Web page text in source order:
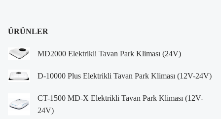
ÜRÜNLER
MD2000 Elektrikli Tavan Park Kliması (24V)
D-10000 Plus Elektrikli Tavan Park Kliması (12V-24V)
CT-1500 MD-X Elektrikli Tavan Park Kliması (12V-
24V)